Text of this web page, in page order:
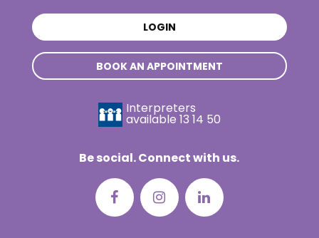
LOGIN
BOOK AN APPOINTMENT
Interpreters
available 13 14 50
Be social. Connect with us.